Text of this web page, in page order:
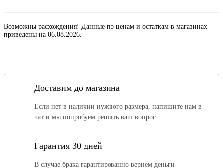
Возможны расхождения! Данные по ценам и остаткам в магазинах
приведены на 06.08.2026.
Доставим до магазина
Если нет в наличии нужного размера, напишите нам в
чат и мы попробуем решить ваш вопрос.
Гарантия 30 дней
В случае брака гарантированно вернем деньги